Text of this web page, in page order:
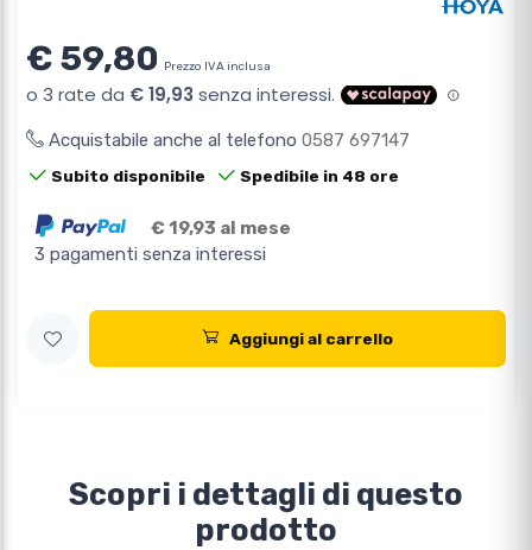
€ 59,80 Prezzo IVA inclusa
Acquistabile anche al telefono 0587 697147
Subito disponibile Spedibile in 48 ore
€ 19,93 al mese
3 pagamenti senza interessi
Aggiungi al carrello
Scopri i dettagli di questo
prodotto